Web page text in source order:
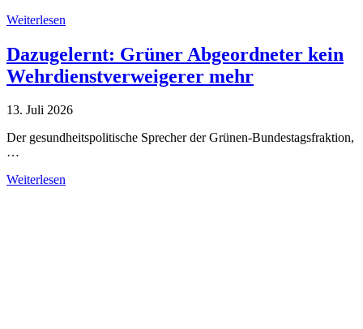
Weiterlesen
Dazugelernt: Grüner Abgeordneter kein
Wehrdienstverweigerer mehr
13. Juli 2026
Der gesundheitspolitische Sprecher der Grünen-Bundestagsfraktion,
…
Weiterlesen